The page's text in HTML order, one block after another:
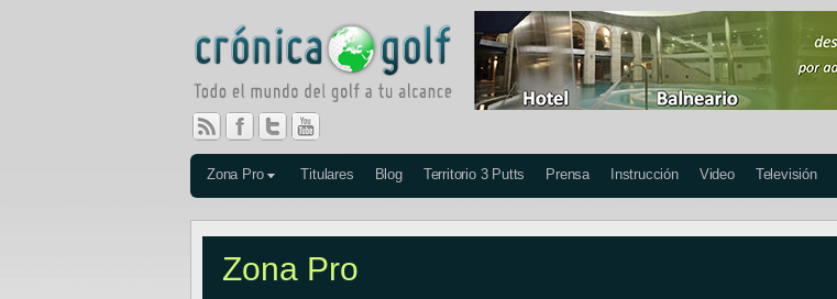
Zona Pro Titulares Blog Territorio 3 Putts Prensa Instrucción Video Televisión
Zona Pro